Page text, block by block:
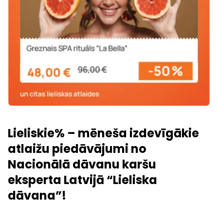
Lieliskie% – mēneša izdevīgākie
atlaižu piedāvājumi no
Nacionālā dāvanu karšu
eksperta Latvijā “Lieliska
dāvana”!